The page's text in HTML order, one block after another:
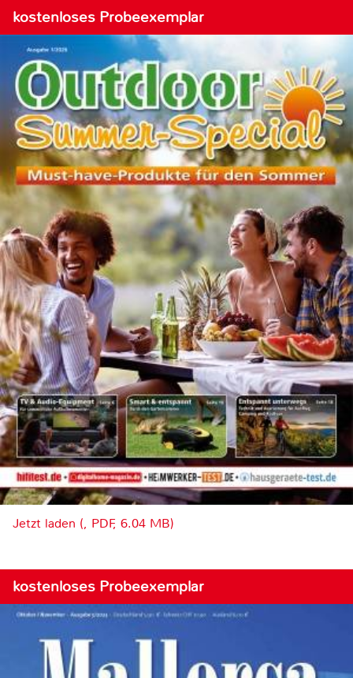
kostenloses Probeexemplar
Jetzt laden (, PDF, 6.04 MB)
kostenloses Probeexemplar